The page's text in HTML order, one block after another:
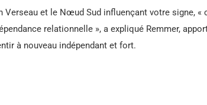
et le Nœud Sud influençant votre signe, «
relationnelle », a expliqué Remmer,
à nouveau indépendant et fort.